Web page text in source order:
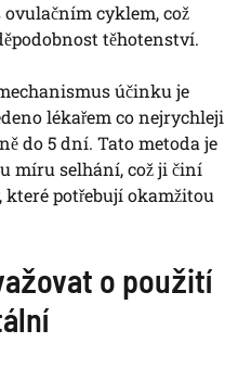
cyklem, což
těhotenství.
účinku je
lékařem co nejrychleji
do 5 dní. Tato metoda je
míru selhání, což ji činí
které potřebují okamžitou
o použití